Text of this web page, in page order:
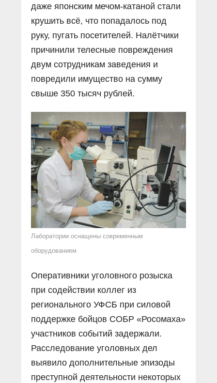
даже японским мечом-катаной стали
крушить всë, что попадалось под
руку, пугать посетителей. Налётчики
причинили телесные повреждения
двум сотрудникам заведения и
повредили имущество на сумму
свыше 350 тысяч рублей.
Лаборатории оснащены современным
оборудованием
Оперативники уголовного розыска
при содействии коллег из
регионального УФСБ при силовой
поддержке бойцов СОБР «Росомаха»
участников событий задержали.
Расследование уголовных дел
выявило дополнительные эпизоды
преступной деятельности некоторых